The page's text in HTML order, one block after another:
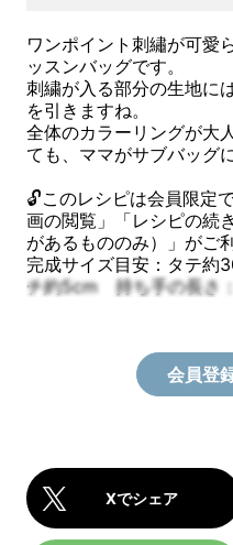
ワンポイント刺繡が可愛
ッスンバッグです。
刺繍が入る部分の生地に
を引きますね。
全体のカラーリングが大
ても、ママがサブバッグ
🔓このレシピは会員限定
画の閲覧」「レシピの続
があるもののみ）」がご
完成サイズ目安：タ
チ約5cm 持ち手の長さ
会員登
Xでシェア